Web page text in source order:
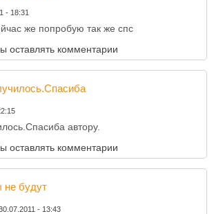
- 18:31
же попробую так же спс
оставлять комментарии
автору.
оставлять комментарии
не будут
- 13:43